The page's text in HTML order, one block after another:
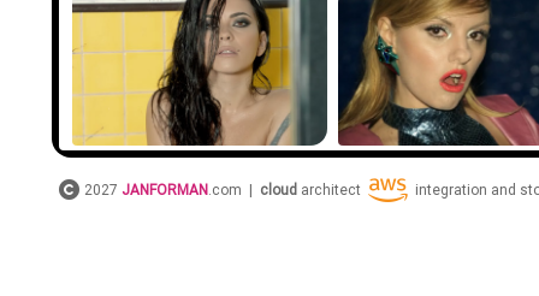
2027 JANFORMAN .com | cloud architect integration and